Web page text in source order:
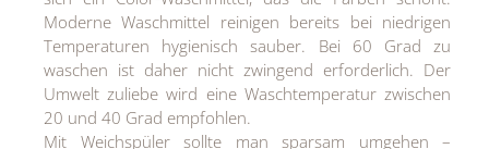
Moderne Waschmittel reinigen bereits bei niedrigen
Temperaturen hygienisch sauber. Bei 60 Grad zu
waschen ist daher nicht zwingend erforderlich. Der
Umwelt zuliebe wird eine Waschtemperatur zwischen
20 und 40 Grad empfohlen.
Mit Weichspüler sollte man sparsam umgehen –